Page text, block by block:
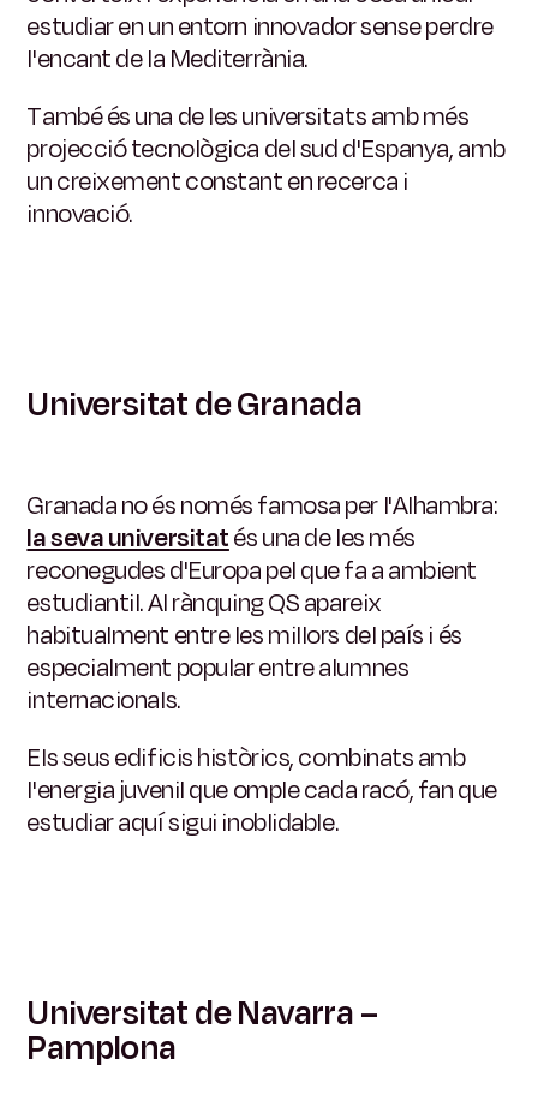
estudiar en un entorn innovador sense perdre
l'encant de la Mediterrània.
També és una de les universitats amb més
projecció tecnològica del sud d'Espanya, amb
un creixement constant en recerca i
innovació.
Universitat de Granada
Granada no és només famosa per l'Alhambra:
la seva universitatés una de les més
reconegudes d'Europa pel que fa a ambient
estudiantil. Al rànquing QS apareix
habitualment entre les millors del país i és
especialment popular entre alumnes
internacionals.
Els seus edificis històrics, combinats amb
l'energia juvenil que omple cada racó, fan que
estudiar aquí sigui inoblidable.
Universitat de Navarra –
Pamplona